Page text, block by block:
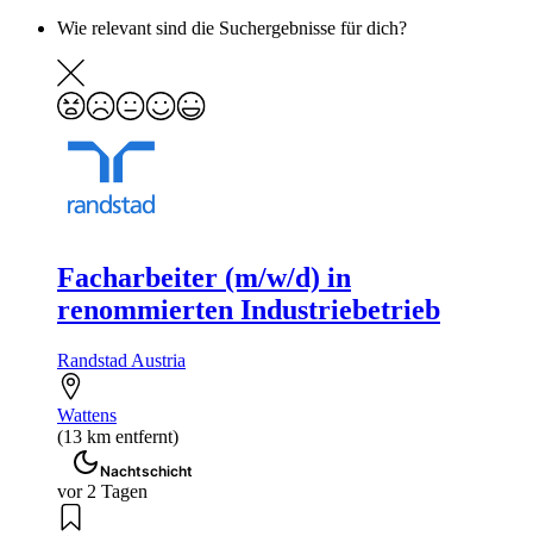
Wie relevant sind die Suchergebnisse für dich?
Facharbeiter (m/w/d) in
renommierten Industriebetrieb
Randstad Austria
Wattens
(13 km entfernt)
Nachtschicht
vor 2 Tagen